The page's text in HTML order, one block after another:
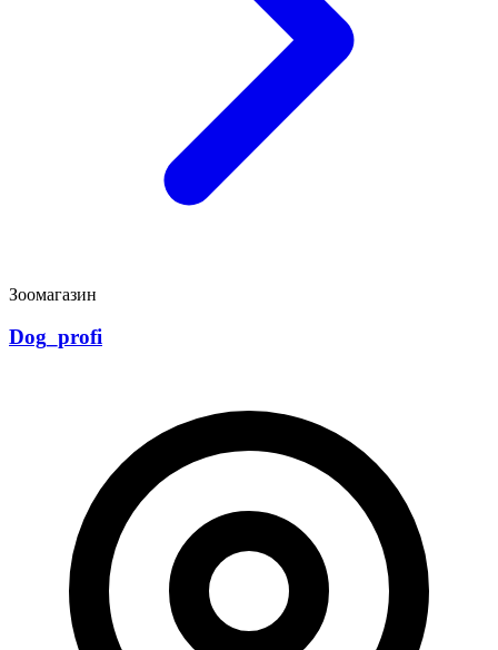
Зоомагазин
Dog_profi